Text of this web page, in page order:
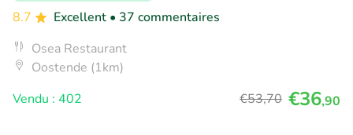
8.7
Excellent • 37 commentaires
Osea Restaurant
Oostende (1km)
Vendu : 402
€53,70 €36,90